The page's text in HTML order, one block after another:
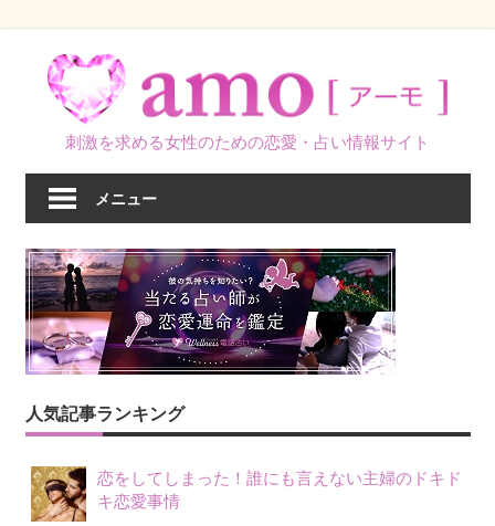
刺激を求める女性のための恋愛・占い情報サイト
メニュー
人気記事ランキング
恋をしてしまった！誰にも言えない主婦のドキド
キ恋愛事情